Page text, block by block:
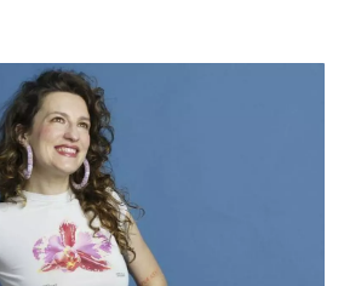
Lalo Pavón
O AFIADOR
haberá autobuses